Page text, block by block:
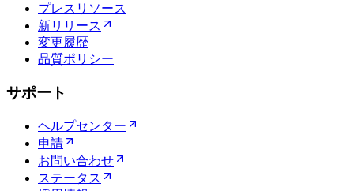
プレスリソース
新リリース
変更履歴
品質ポリシー
サポート
ヘルプセンター
申請
お問い合わせ
ステータス